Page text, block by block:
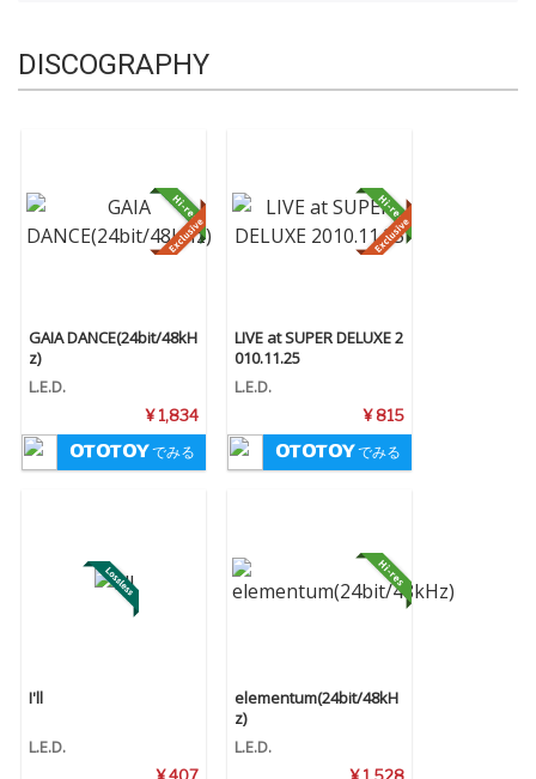
DISCOGRAPHY
GAIA DANCE(24bit/48kH
z)
L.E.D.
¥ 1,834
でみる
LIVE at SUPER DELUXE 2
010.11.25
L.E.D.
¥ 815
でみる
I'll
L.E.D.
elementum(24bit/48kH
z)
L.E.D.